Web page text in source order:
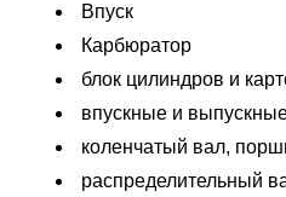
Впуск
Карбюратор
блок цилиндров и
впускные и
коленчатый вал,
распределительный